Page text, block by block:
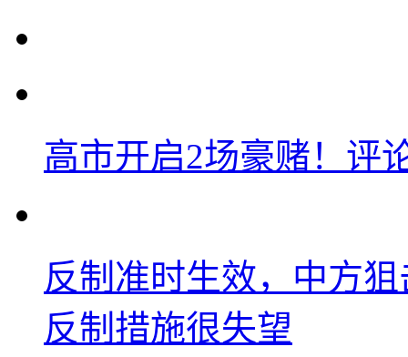
高市开启2场豪赌！评
反制准时生效，中方
反制措施很失望